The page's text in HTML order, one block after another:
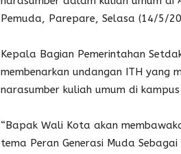
Pemuda, Parepare, Selasa (14/5/
Kepala Bagian Pemerintahan
membenarkan undangan ITH yang
narasumber kuliah umum di
“Bapak Wali Kota akan
tema Peran Generasi Muda